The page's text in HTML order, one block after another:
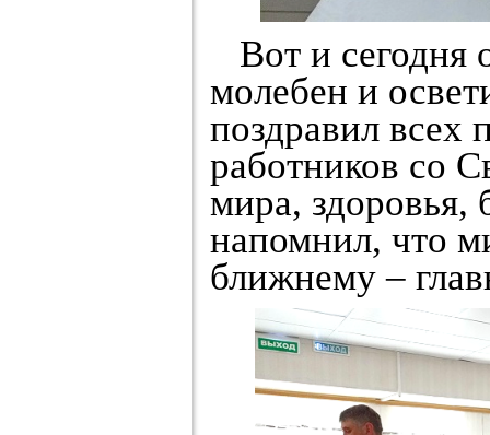
Вот и сегодня
молебен и
поздравил
работников со
мира, здоровья,
напомнил, что
ближнему –